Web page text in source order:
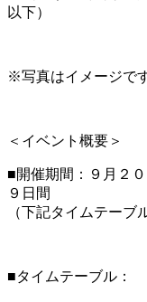
以下）
※写真はイメージで
＜イベント概要＞
■開催期間：９月２
９日間
（下記タイムテーブ
■タイムテーブル：